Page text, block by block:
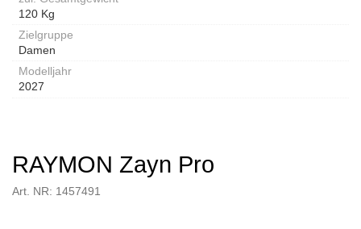
120 Kg
Zielgruppe
Damen
Modelljahr
2027
RAYMON Zayn Pro
Art. NR: 1457491